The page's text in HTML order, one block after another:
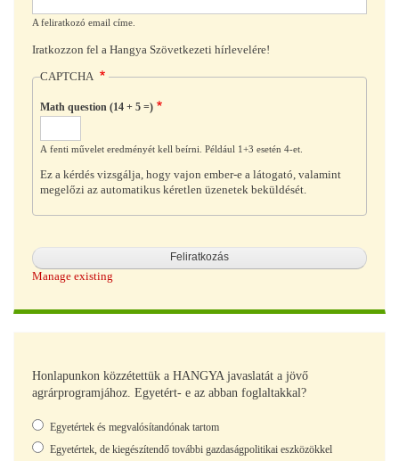
A feliratkozó email címe.
Iratkozzon fel a Hangya Szövetkezeti hírlevelére!
CAPTCHA
Math question (14 + 5 =)
A fenti művelet eredményét kell beírni. Például 1+3 esetén 4-et.
Ez a kérdés vizsgálja, hogy vajon ember-e a látogató, valamint
megelőzi az automatikus kéretlen üzenetek beküldését.
Manage existing
Honlapunkon közzétettük a HANGYA javaslatát a jövő
agrárprogramjához. Egyetért- e az abban foglaltakkal?
Választások
Egyetértek és megvalósítandónak tartom
Egyetértek, de kiegészítendő további gazdaságpolitikai eszközökkel